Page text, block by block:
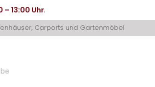
– 13:00 Uhr.
Carports und Gartenmöbel